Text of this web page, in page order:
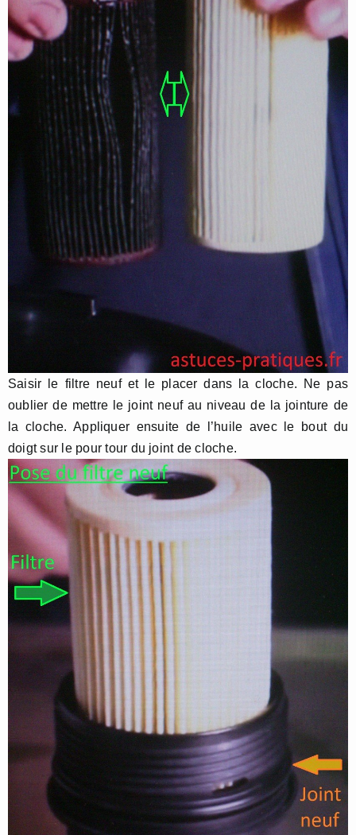
Saisir le filtre neuf et le placer dans la cloche. Ne pas
oublier de mettre le joint neuf au niveau de la jointure de
la cloche. Appliquer ensuite de l’huile avec le bout du
doigt sur le pour tour du joint de cloche.